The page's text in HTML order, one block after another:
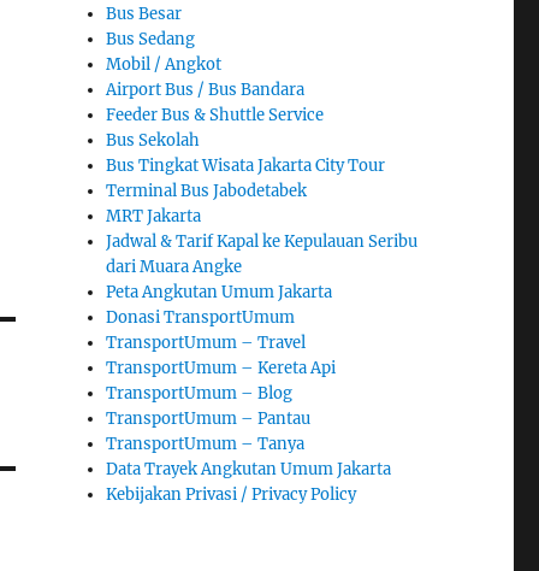
Bus Besar
Bus Sedang
Mobil / Angkot
Airport Bus / Bus Bandara
Feeder Bus & Shuttle Service
Bus Sekolah
Bus Tingkat Wisata Jakarta City Tour
Terminal Bus Jabodetabek
MRT Jakarta
Jadwal & Tarif Kapal ke Kepulauan Seribu
dari Muara Angke
Peta Angkutan Umum Jakarta
Donasi TransportUmum
TransportUmum – Travel
TransportUmum – Kereta Api
TransportUmum – Blog
TransportUmum – Pantau
TransportUmum – Tanya
Data Trayek Angkutan Umum Jakarta
Kebijakan Privasi / Privacy Policy